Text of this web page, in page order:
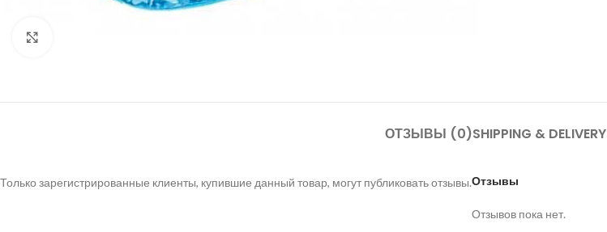
ОТЗЫВЫ (0)SHIPPING & DELIVERY
Отзывы
Отзывов пока нет.
Только зарегистрированные клиенты, купившие данный товар, могут публиковать отзывы.